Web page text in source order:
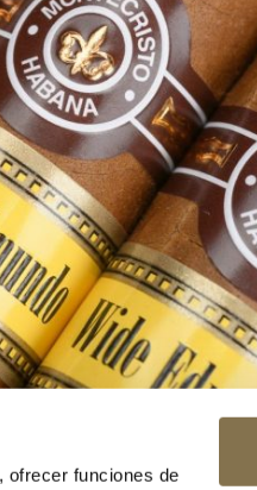
ofrecer funciones de